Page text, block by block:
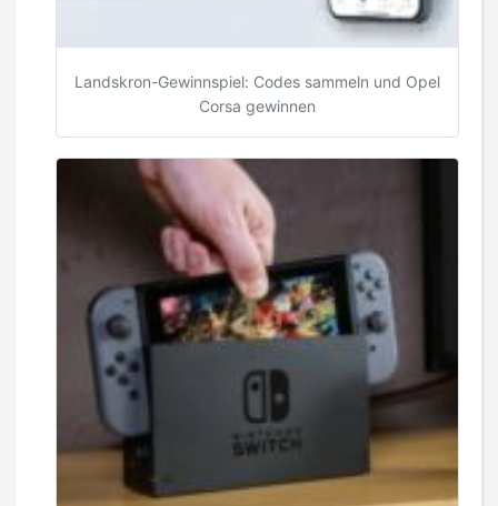
Landskron-Gewinnspiel: Codes sammeln und Opel
Corsa gewinnen